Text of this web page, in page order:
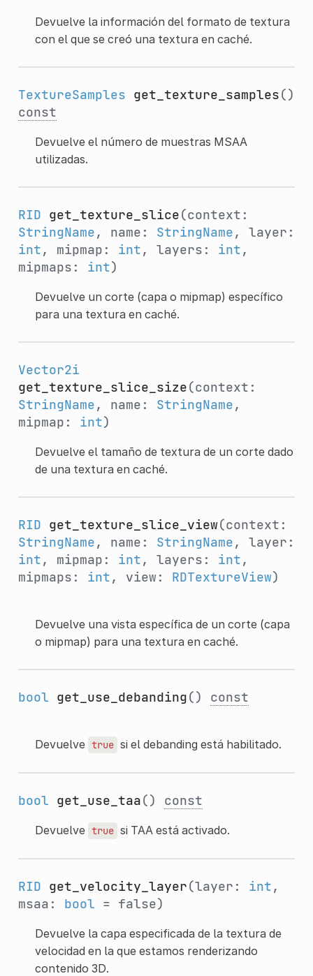
Devuelve la información del formato de textura
con el que se creó una textura en caché.
TextureSamples get_texture_samples()
const
Devuelve el número de muestras MSAA
utilizadas.
RID get_texture_slice(context:
StringName, name: StringName, layer:
int, mipmap: int, layers: int,
mipmaps: int)
Devuelve un corte (capa o mipmap) específico
para una textura en caché.
Vector2i
get_texture_slice_size(context:
StringName, name: StringName,
mipmap: int)
Devuelve el tamaño de textura de un corte dado
de una textura en caché.
RID get_texture_slice_view(context:
StringName, name: StringName, layer:
int, mipmap: int, layers: int,
mipmaps: int, view: RDTextureView)
Devuelve una vista específica de un corte (capa
o mipmap) para una textura en caché.
bool get_use_debanding() const
Devuelve true si el debanding está habilitado.
bool get_use_taa() const
Devuelve true si TAA está activado.
RID get_velocity_layer(layer: int,
msaa: bool = false)
Devuelve la capa especificada de la textura de
velocidad en la que estamos renderizando
contenido 3D.